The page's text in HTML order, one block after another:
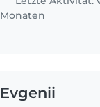
Monaten
Evgenii